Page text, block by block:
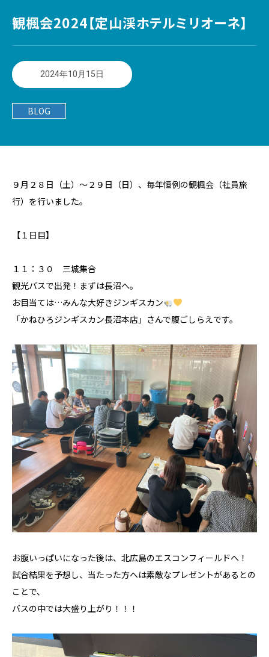
観楓会2024【定山渓ホテルミリオーネ】
2024年10月15日
BLOG
９月２８日（土）～２９日（日）、毎年恒例の観楓会（社員旅
行）を行いました。
【１日目】
１１：３０ 三城集合
観光バスで出発！まずは長沼へ。
お目当ては…みんな大好きジンギスカン
「かねひろジンギスカン長沼本店」さんで腹ごしらえです。
お腹いっぱいになった後は、北広島のエスコンフィールドへ！
試合結果を予想し、当たった方へは素敵なプレゼントがあるとの
ことで、
バスの中では大盛り上がり！！！